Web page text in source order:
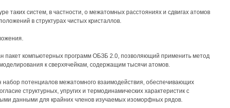
таких систем, в частности, о межатомных расстояниях и сдвигах атомов
в структурах чистых кристаллов.
пакет компьютерных программ ОБЗБ 2.0, позволяющий применить метод
к сверхячейкам, содержащим тысячи атомов.
набор потенциалов межатомного взаимодействия, обеспечивающих
структурных, упругих и термодинамических характеристик с
данными для крайних членов изучаемых изоморфных рядов.